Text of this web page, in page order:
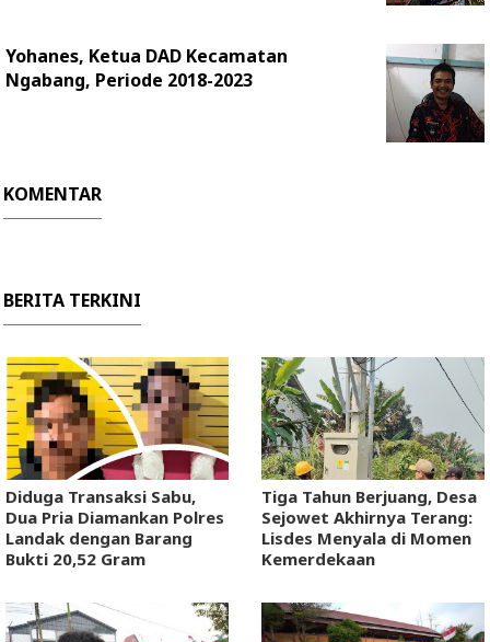
Yohanes, Ketua DAD Kecamatan
Ngabang, Periode 2018-2023
KOMENTAR
BERITA TERKINI
Diduga Transaksi Sabu,
Dua Pria Diamankan Polres
Landak dengan Barang
Bukti 20,52 Gram
Tiga Tahun Berjuang, Desa
Sejowet Akhirnya Terang:
Lisdes Menyala di Momen
Kemerdekaan